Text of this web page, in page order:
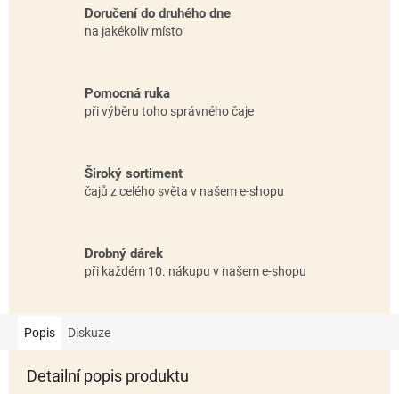
Doručení do druhého dne
na jakékoliv místo
Pomocná ruka
při výběru toho správného čaje
Široký sortiment
čajů z celého světa v našem e-shopu
Drobný dárek
při každém 10. nákupu v našem e-shopu
Popis Diskuze
Detailní popis produktu